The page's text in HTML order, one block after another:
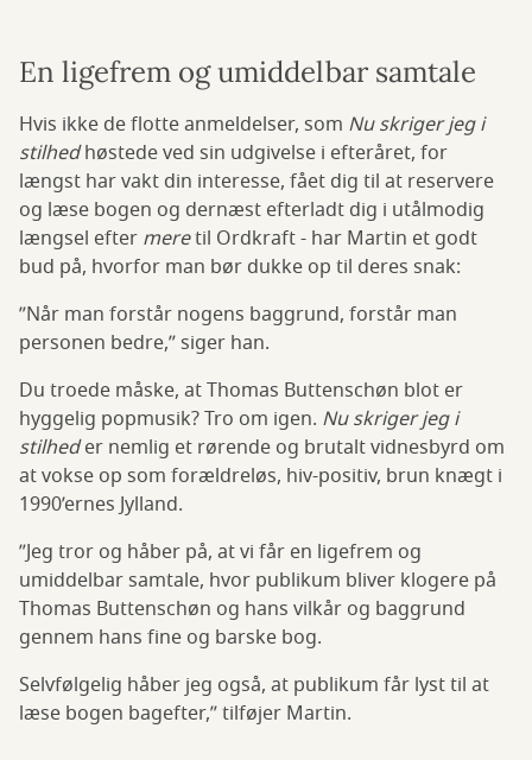
En ligefrem og umiddelbar samtale
Hvis ikke de flotte anmeldelser, som Nu skriger jeg i
stilhedhøstede ved sin udgivelse i efteråret, for
længst har vakt din interesse, fået dig til at reservere
og læse bogen og dernæst efterladt dig i utålmodig
længsel efter meretil Ordkraft - har Martin et godt
bud på, hvorfor man bør dukke op til deres snak:
”Når man forstår nogens baggrund, forstår man
personen bedre,” siger han.
Du troede måske, at Thomas Buttenschøn blot er
hyggelig popmusik? Tro om igen. Nu skriger jeg i
stilheder nemlig et rørende og brutalt vidnesbyrd om
at vokse op som forældreløs, hiv-positiv, brun knægt i
1990’ernes Jylland.
”Jeg tror og håber på, at vi får en ligefrem og
umiddelbar samtale, hvor publikum bliver klogere på
Thomas Buttenschøn og hans vilkår og baggrund
gennem hans fine og barske bog.
Selvfølgelig håber jeg også, at publikum får lyst til at
læse bogen bagefter,” tilføjer Martin.